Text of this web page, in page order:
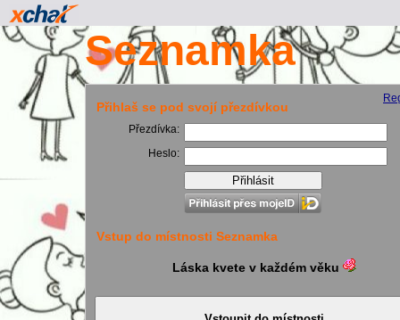
Seznamka
Přihlaš se pod svojí přezdívkou
Přezdívka:
Heslo:
Vstup do místnosti Seznamka
Láska kvete v každém věku